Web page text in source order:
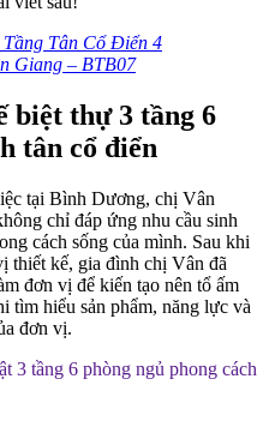
Tân Cổ Điển 4
Giang – BTB07
biệt thự 3 tầng 6
tân cổ điển
tại Bình Dương, chị Vân
chỉ đáp ứng nhu cầu sinh
cách sống của mình. Sau khi
thiết kế, gia đình chị Vân đã
đơn vị để kiến tạo nên tổ ấm
tìm hiểu sản phẩm, năng lực và
đơn vị.